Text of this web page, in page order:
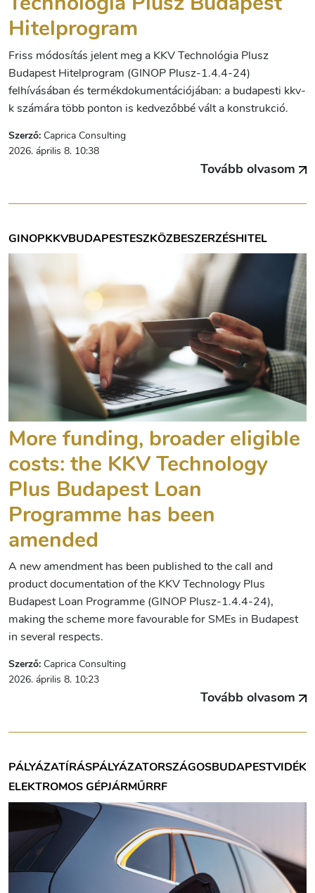
Hitelprogram
Friss módosítás jelent meg a KKV Technológia Plusz
Budapest Hitelprogram (GINOP Plusz-1.4.4-24)
felhívásában és termékdokumentációjában: a budapesti kkv-
k számára több ponton is kedvezőbbé vált a konstrukció.
Szerző: Caprica Consulting
2026. április 8. 10:38
Tovább olvasom
GINOPKKVBUDAPESTESZKÖZBESZERZÉSHITEL
More funding, broader eligible
costs: the KKV Technology
Plus Budapest Loan
Programme has been
amended
A new amendment has been published to the call and
product documentation of the KKV Technology Plus
Budapest Loan Programme (GINOP Plusz-1.4.4-24),
making the scheme more favourable for SMEs in Budapest
in several respects.
Szerző: Caprica Consulting
2026. április 8. 10:23
Tovább olvasom
PÁLYÁZATÍRÁSPÁLYÁZATORSZÁGOSBUDAPESTVIDÉK
ELEKTROMOS GÉPJÁRMŰRRF